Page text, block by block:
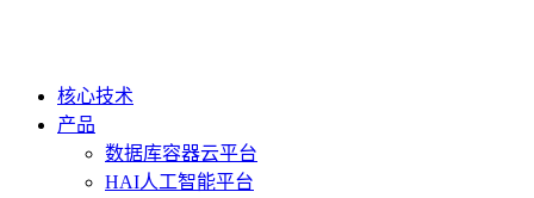
核心技术
产品
数据库容器云平台
HAI人工智能平台